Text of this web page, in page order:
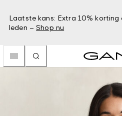
Laatste kans: Extra 10% korting
leden – Shop nu